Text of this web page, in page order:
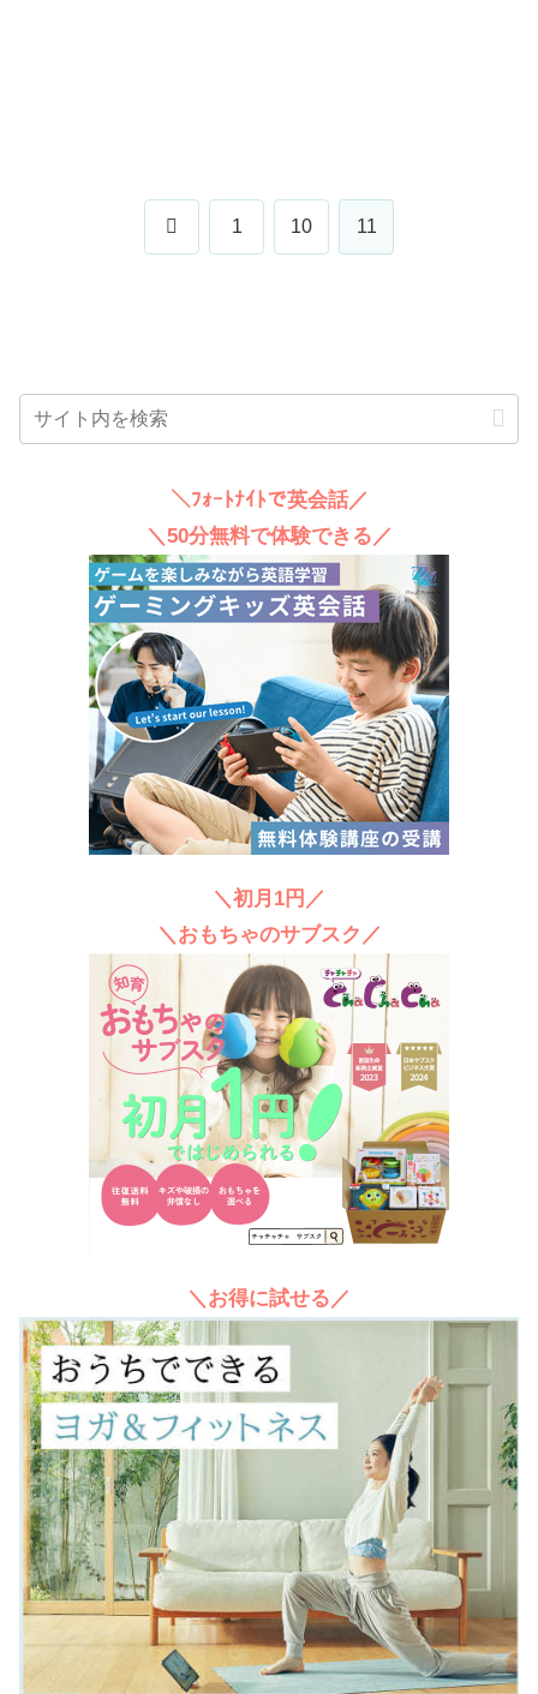
前 1 10 11
＼ﾌｫｰﾄﾅｲﾄで英会話／
＼50分無料で体験できる／
＼初月1円／
＼おもちゃのサブスク／
＼お得に試せる／